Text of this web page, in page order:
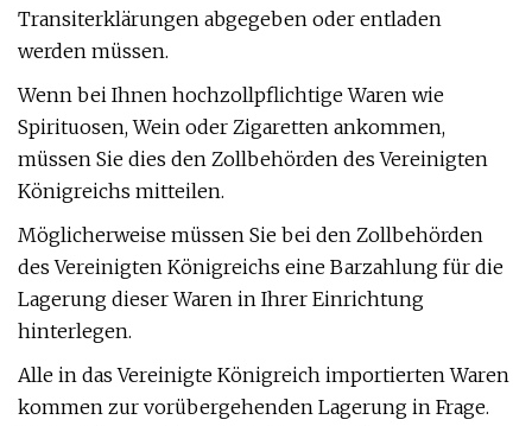
Transiterklärungen abgegeben oder entladen
werden müssen.
Wenn bei Ihnen hochzollpflichtige Waren wie
Spirituosen, Wein oder Zigaretten ankommen,
müssen Sie dies den Zollbehörden des Vereinigten
Königreichs mitteilen.
Möglicherweise müssen Sie bei den Zollbehörden
des Vereinigten Königreichs eine Barzahlung für die
Lagerung dieser Waren in Ihrer Einrichtung
hinterlegen.
Alle in das Vereinigte Königreich importierten Waren
kommen zur vorübergehenden Lagerung in Frage.